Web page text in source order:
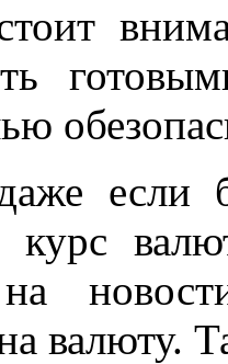
если
курс
на
валюту.